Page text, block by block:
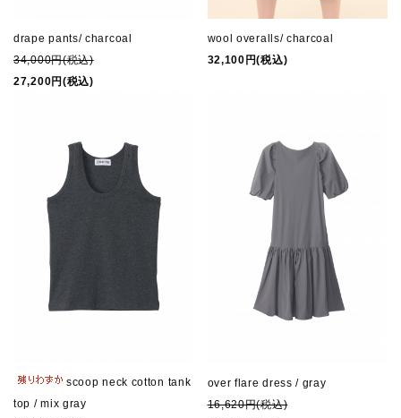
drape pants/ charcoal
34,000円(税込)
27,200円(税込)
wool overalls/ charcoal
32,100円(税込)
scoop neck cotton tank
top / mix gray
over flare dress / gray
16,620円(税込)